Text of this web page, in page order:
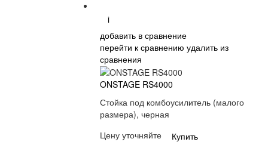
i
добавить в сравнение
перейти к сравнению удалить из
сравнения
ONSTAGE RS4000
Стойка под комбоусилитель (малого
размера), черная
Цену уточняйте
Купить